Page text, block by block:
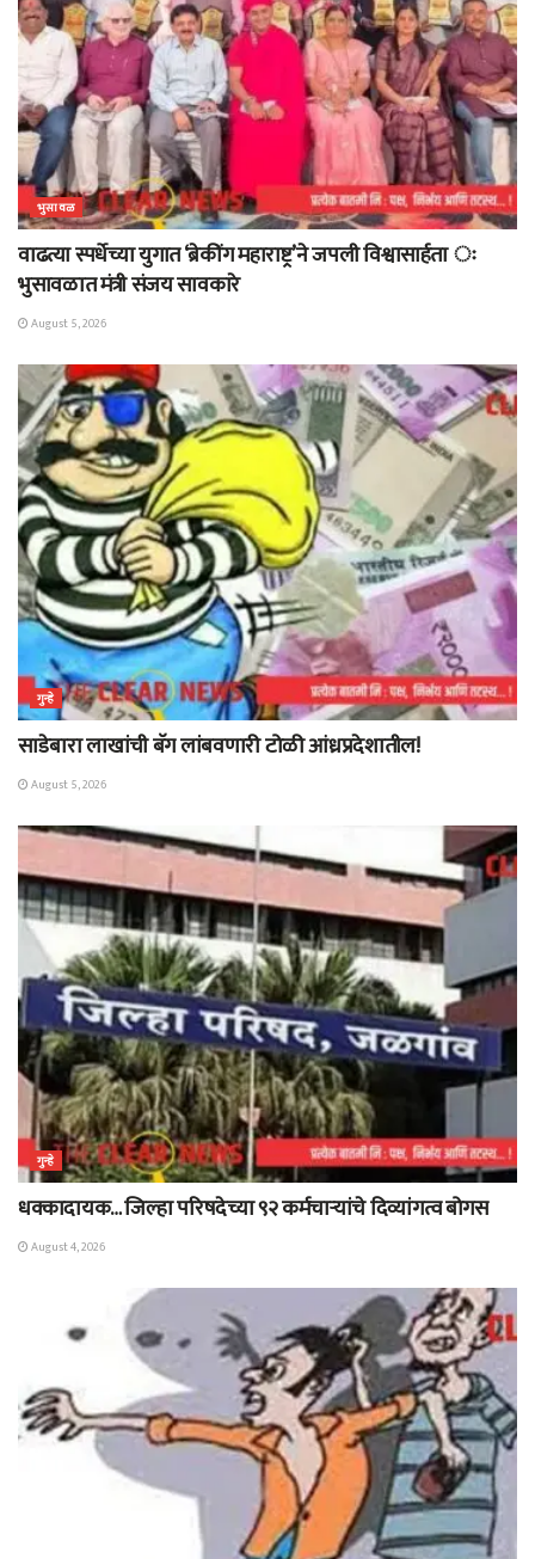
भुसावळ
वाढत्या स्पर्धेच्या युगात ‘ब्रेकींग महाराष्ट्र’ने जपली विश्वासार्हता ः
भुसावळात मंत्री संजय सावकारे
August 5, 2026
गुन्हे
साडेबारा लाखांची बॅग लांबवणारी टोळी आंध्रप्रदेशातील!
August 5, 2026
गुन्हे
धक्कादायक… जिल्हा परिषदेच्या ९२ कर्मचाऱ्यांचे दिव्यांगत्व बोगस
August 4, 2026